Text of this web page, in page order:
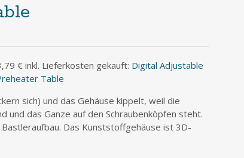
€ inkl. Lieferkosten gekauft: Digital Adjustable
Table
sich) und das Gehäuse kippelt, weil die
und das Ganze auf den Schraubenköpfen steht.
Das Kunststoffgehäuse ist 3D-